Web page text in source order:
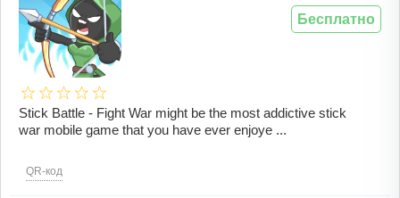
Stick Battle - Fight War might be the most addictive stick
war mobile game that you have ever enjoye ...
QR-код
Бесплатно